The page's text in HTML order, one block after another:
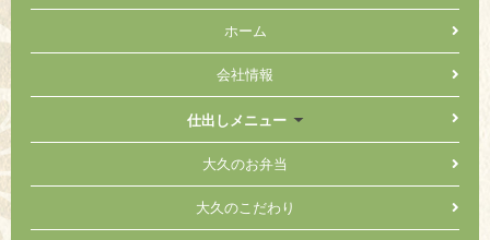
ホーム
会社情報
仕出しメニュー
大久のお弁当
大久のこだわり